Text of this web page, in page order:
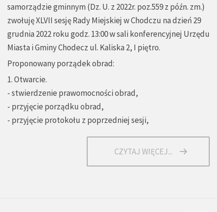
samorządzie gminnym (Dz. U. z 2022r. poz.559 z późn. zm.)
zwołuję XLVII sesję Rady Miejskiej w Chodczu na dzień 29
grudnia 2022 roku godz. 13:00 w sali konferencyjnej Urzędu
Miasta i Gminy Chodecz ul. Kaliska 2, I piętro.
Proponowany porządek obrad:
1. Otwarcie.
- stwierdzenie prawomocności obrad,
- przyjęcie porządku obrad,
- przyjęcie protokołu z poprzedniej sesji,
CZYTAJ WIĘCEJ...